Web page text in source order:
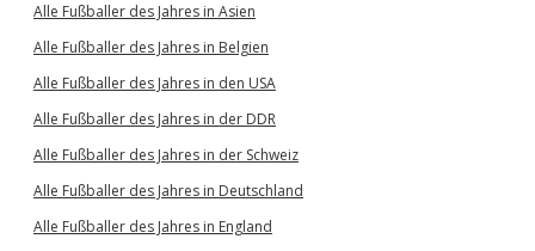
Alle Fußballer des Jahres in Asien
Alle Fußballer des Jahres in Belgien
Alle Fußballer des Jahres in den USA
Alle Fußballer des Jahres in der DDR
Alle Fußballer des Jahres in der Schweiz
Alle Fußballer des Jahres in Deutschland
Alle Fußballer des Jahres in England